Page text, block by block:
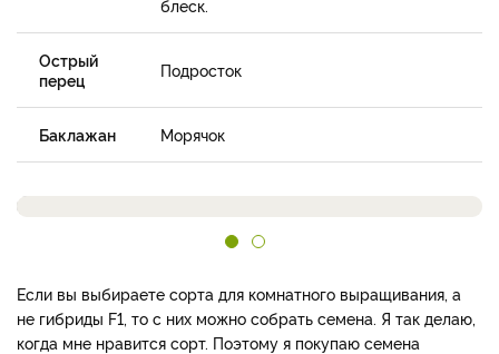
блеск.
Острый
перец
Подросток
Баклажан Морячок
Если вы выбираете сорта для комнатного выращивания, а
не гибриды F1, то с них можно собрать семена. Я так делаю,
когда мне нравится сорт. Поэтому я покупаю семена